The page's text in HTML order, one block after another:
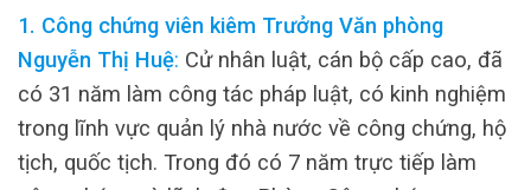
1. Công chứng viên kiêm Trưởng Văn phòng
Nguyễn Thị Huệ: Cử nhân luật, cán bộ cấp cao, đã
có 31 năm làm công tác pháp luật, có kinh nghiệm
trong lĩnh vực quản lý nhà nước về công chứng, hộ
tịch, quốc tịch. Trong đó có 7 năm trực tiếp làm